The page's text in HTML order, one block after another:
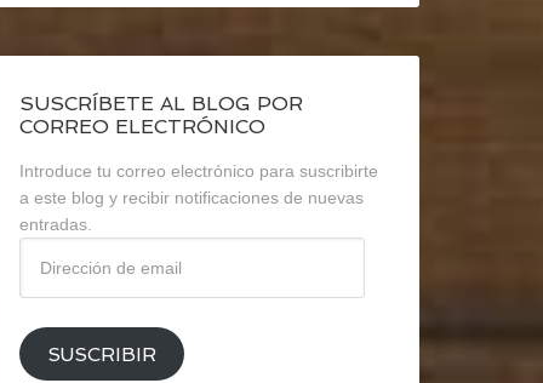
SUSCRÍBETE AL BLOG POR
CORREO ELECTRÓNICO
Introduce tu correo electrónico para suscribirte
a este blog y recibir notificaciones de nuevas
entradas.
email
SUSCRIBIR